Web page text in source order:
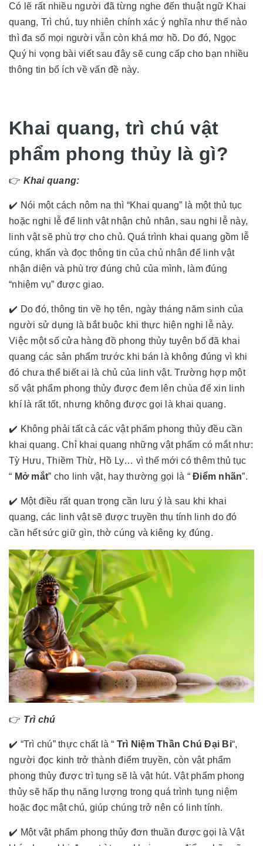
Có lẽ rất nhiều người đã từng nghe đến thuật ngữ Khai
quang, Trì chú, tuy nhiên chính xác ý nghĩa như thế nào
thì đa số mọi người vẫn còn khá mơ hồ. Do đó, Ngọc
Quý hi vọng bài viết sau đây sẽ cung cấp cho bạn nhiều
thông tin bổ ích về vấn đề này.
Khai quang, trì chú vật
phẩm phong thủy là gì?
👉 Khai quang:
✔️ Nói một cách nôm na thì “Khai quang” là một thủ tục
hoặc nghi lễ để linh vật nhận chủ nhân, sau nghi lễ này,
linh vật sẽ phù trợ cho chủ. Quá trình khai quang gồm lễ
cúng, khấn và đọc thông tin của chủ nhân để linh vật
nhận diện và phù trợ đúng chủ của mình, làm đúng
“nhiệm vụ” được giao.
✔️ Do đó, thông tin về họ tên, ngày tháng năm sinh của
người sử dụng là bắt buộc khi thực hiện nghi lễ này.
Việc một số cửa hàng đồ phong thủy tuyên bố đã khai
quang các sản phẩm trước khi bán là không đúng vì khi
đó chưa thể biết ai là chủ của linh vật. Trường hợp một
số vật phẩm phong thủy được đem lên chùa để xin linh
khí là rất tốt, nhưng không được gọi là khai quang.
✔️ Không phải tất cả các vật phẩm phong thủy đều cần
khai quang. Chỉ khai quang những vật phẩm có mắt như:
Tỳ Hưu, Thiềm Thừ, Hồ Ly… vì thế mới có thêm thủ tục
“ Mở mắt” cho linh vật, hay thường gọi là “ Điểm nhãn”.
✔️ Một điều rất quan trọng cần lưu ý là sau khi khai
quang, các linh vật sẽ được truyền thụ tính linh do đó
cần hết sức giữ gìn, thờ cúng và kiêng kỵ đúng.
👉 Trì chú
✔️ “Trì chú” thực chất là “ Trì Niệm Thần Chú Đại Bi“,
người đọc kinh trở thành điểm truyền, còn vật phẩm
phong thủy được trì tụng sẽ là vật hút. Vật phẩm phong
thủy sẽ hấp thụ năng lượng trong quá trình tụng niệm
hoặc đọc mật chú, giúp chúng trở nên có linh tính.
✔️ Một vật phẩm phong thủy đơn thuần được gọi là Vật